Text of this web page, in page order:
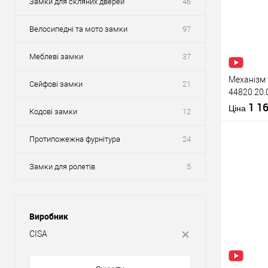
Велосипедні та мото замки 97
Меблеві замки 37
Сейфові замки 21
Кодові замки 12
Протипожежна фурнітура 24
Замки для ролетів 5
Виробник
CISA
Механізм
Ціна 1
У
Виробник
Тип товару